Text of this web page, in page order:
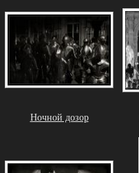
Ночной дозор